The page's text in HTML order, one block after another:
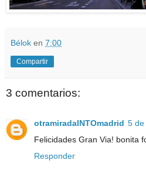
Bélok en 7:00
Compartir
3 comentarios:
otramiradaINTOmadrid 5 de
Felicidades Gran Via! bonita
Responder